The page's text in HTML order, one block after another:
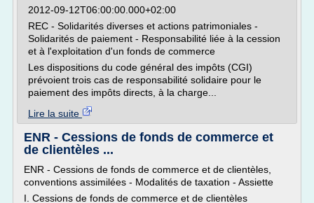
2012-09-12T06:00:00.000+02:00
REC - Solidarités diverses et actions patrimoniales -
Solidarités de paiement - Responsabilité liée à la cession
et à l'exploitation d'un fonds de commerce
Les dispositions du code général des impôts (CGI)
prévoient trois cas de responsabilité solidaire pour le
paiement des impôts directs, à la charge...
Lire la suite
ENR - Cessions de fonds de commerce et
de clientèles ...
ENR - Cessions de fonds de commerce et de clientèles,
conventions assimilées - Modalités de taxation - Assiette
I. Cessions de fonds de commerce et de clientèles